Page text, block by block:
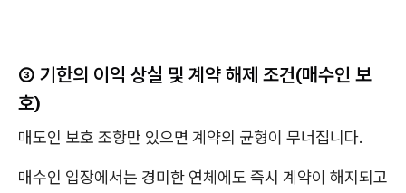
③ 기한의 이익 상실 및 계약 해제 조건(매수인 보
호)
매도인 보호 조항만 있으면 계약의 균형이 무너집니다.
매수인 입장에서는 경미한 연체에도 즉시 계약이 해지되고